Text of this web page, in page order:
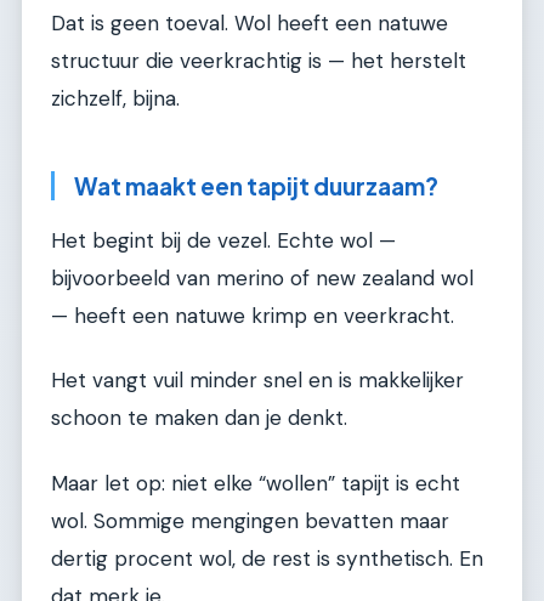
Dat is geen toeval. Wol heeft een natuwe
structuur die veerkrachtig is — het herstelt
zichzelf, bijna.
Wat maakt een tapijt duurzaam?
Het begint bij de vezel. Echte wol —
bijvoorbeeld van merino of new zealand wol
— heeft een natuwe krimp en veerkracht.
Het vangt vuil minder snel en is makkelijker
schoon te maken dan je denkt.
Maar let op: niet elke “wollen” tapijt is echt
wol. Sommige mengingen bevatten maar
dertig procent wol, de rest is synthetisch. En
dat merk je.